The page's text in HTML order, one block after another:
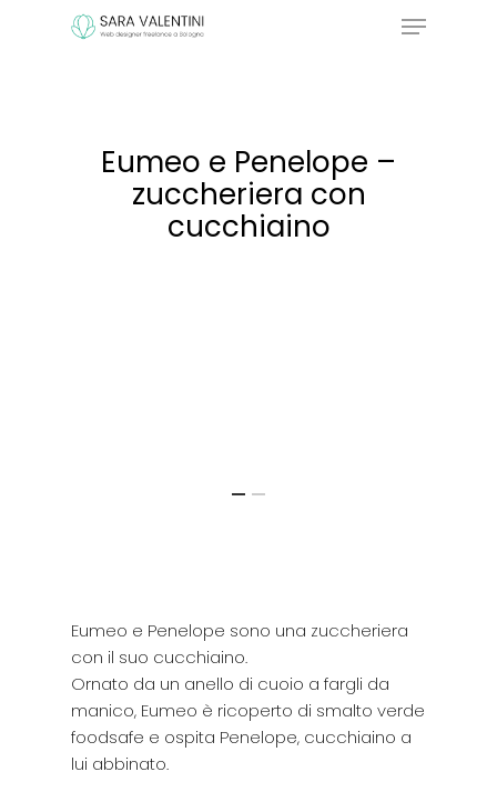
Menu
Eumeo e Penelope –
zuccheriera con
cucchiaino
Eumeo e Penelope sono una zuccheriera
con il suo cucchiaino.
Ornato da un anello di cuoio a fargli da
manico, Eumeo è ricoperto di smalto verde
foodsafe e ospita Penelope, cucchiaino a
lui abbinato.